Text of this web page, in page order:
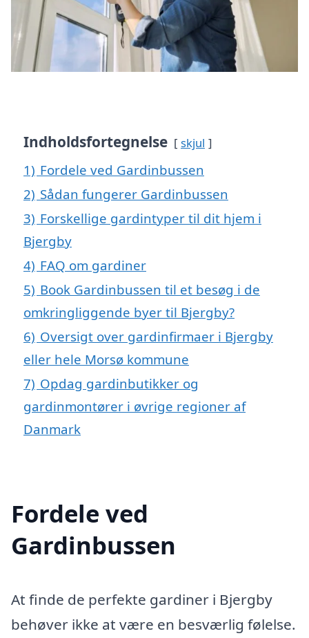
Indholdsfortegnelse skjul
1) Fordele ved Gardinbussen
2) Sådan fungerer Gardinbussen
3) Forskellige gardintyper til dit hjem i
Bjergby
4) FAQ om gardiner
5) Book Gardinbussen til et besøg i de
omkringliggende byer til Bjergby?
6) Oversigt over gardinfirmaer i Bjergby
eller hele Morsø kommune
7) Opdag gardinbutikker og
gardinmontører i øvrige regioner af
Danmark
Fordele ved
Gardinbussen
At finde de perfekte gardiner i Bjergby
behøver ikke at være en besværlig følelse.